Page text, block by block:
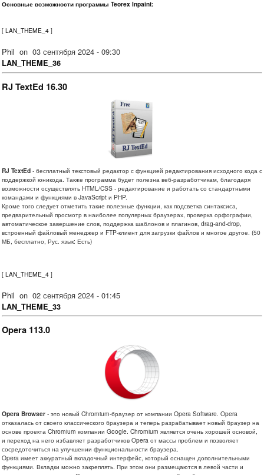
Основные возможности программы Teorex Inpaint:
[ LAN_THEME_4 ]
Phil on 03 сентября 2024 - 09:30
LAN_THEME_36
RJ TextEd 16.30
RJ TextEd - бесплатный текстовый редактор с функцией редактирования исходного кода с
поддержкой юникода. Также программа будет полезна веб-разработчикам, благодаря
возможности осуществлять HTML/CSS - редактирование и работать со стандартными
командами и функциями в JavaScript и PHP.
Кроме того следует отметить такие полезные функции, как подсветка синтаксиса,
предварительный просмотр в наиболее популярных браузерах, проверка орфографии,
автоматическое завершение слов, поддержка шаблонов и плагинов, drag-and-drop,
встроенный файловый менеджер и FTP-клиент для загрузки файлов и многое другое. (50
МБ, бесплатно, Рус. язык: Есть)
[ LAN_THEME_4 ]
Phil on 02 сентября 2024 - 01:45
LAN_THEME_33
Opera 113.0
Opera Browser - это новый Chromium-браузер от компании Opera Software. Opera
отказалась от своего классического браузера и теперь разрабатывает новый браузер на
основе проекта Chromium компании Google. Chromium является очень хорошей основой,
и переход на него избавляет разработчиков Opera от массы проблем и позволяет
сосредоточиться на улучшении функциональности браузера.
Opera имеет аккуратный вкладочный интерфейс, который оснащен дополнительными
функциями. Вкладки можно закреплять. При этом они размещаются в левой части и